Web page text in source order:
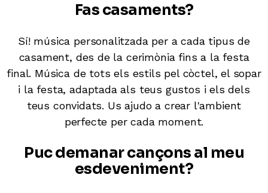
Fas casaments?
Sí! música personalitzada per a cada tipus de
casament, des de la cerimònia fins a la festa
final. Música de tots els estils pel còctel, el sopar
i la festa, adaptada als teus gustos i els dels
teus convidats. Us ajudo a crear l'ambient
perfecte per cada moment.
Puc demanar cançons al meu
esdeveniment?